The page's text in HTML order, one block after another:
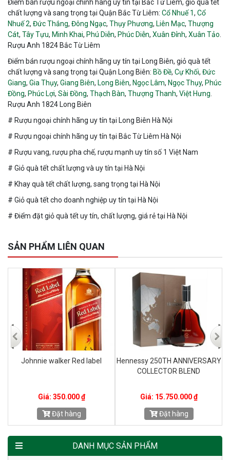
Điểm bán rượu ngoại chính hãng uy tín tại Bắc Từ Liêm, giỏ quà tết
chất lượng và sang trọng tại Quận Bắc Từ Liêm: Cổ Nhuế 1, Cổ
Nhuế 2, Đức Thắng, Đông Ngạc, Thụy Phương, Liên Mạc, Thượng
Cát, Tây Tựu, Minh Khai, Phú Diễn, Phúc Diễn, Xuân Đỉnh, Xuân Tảo
Rượu Anh 1824 Bắc Từ Liêm
Điểm bán rượu ngoại chính hãng uy tín tại Long Biên, giỏ quà tết
chất lượng và sang trọng tại Quận Long Biên: Bồ Đề, Cự Khối, Đức
Giang, Gia Thụy, Giang Biên, Long Biên, Ngọc Lâm, Ngọc Thụy, Phúc
Đồng, Phúc Lợi, Sài Đồng, Thạch Bàn, Thượng Thanh, Việt Hưng
Rượu Anh 1824 Long Biên
# Rượu ngoại chính hãng uy tín tại Long Biên Hà Nội
# Rượu ngoại chính hãng uy tín tại Bắc Từ Liêm Hà Nội
# Rượu vang, rượu pha chế, rượu mạnh uy tín số 1 Việt Nam
# Giỏ quà tết chất lượng và uy tín tại Hà Nội
# Khay quà tết chất lượng, sang trọng tại Hà Nội
# Giỏ quà tết cho doanh nghiệp uy tín tại Hà Nội
# Điểm đặt giỏ quà tết uy tín, chất lượng, giá rẻ tại Hà Nội
SẢN PHẨM LIÊN QUAN
Johnnie walker Red label
Giá: 350.000 ₫
Đặt hàng
Hennessy 250TH ANNIVERSARY
COLLECTOR BLEND
Giá: 15.750.000 ₫
Đặt hàng
DANH MỤC SẢN PHẨM